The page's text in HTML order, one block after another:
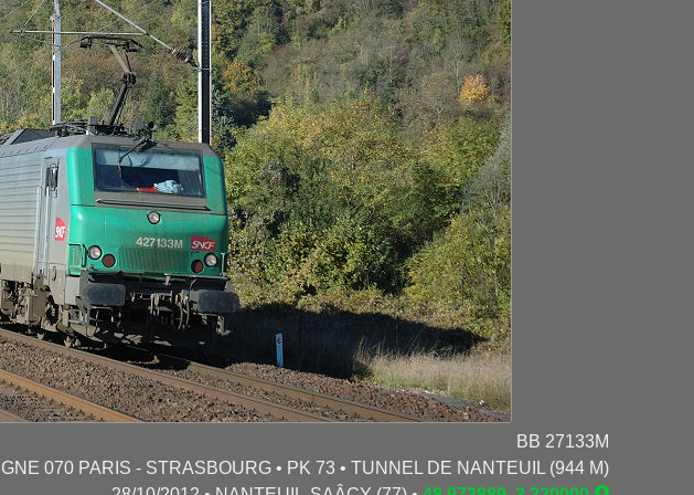
BB 27133M
070 PARIS - STRASBOURG • PK 73 • TUNNEL DE NANTEUIL (944 M)